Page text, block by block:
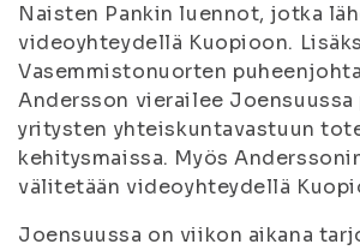
Naisten Pankin luennot, jotka
videoyhteydellä Kuopioon.
Vasemmistonuorten
Andersson vierailee Joensuussa
yritysten yhteiskuntavastuun
kehitysmaissa. Myös
välitetään videoyhteydellä
Joensuussa on viikon aikana